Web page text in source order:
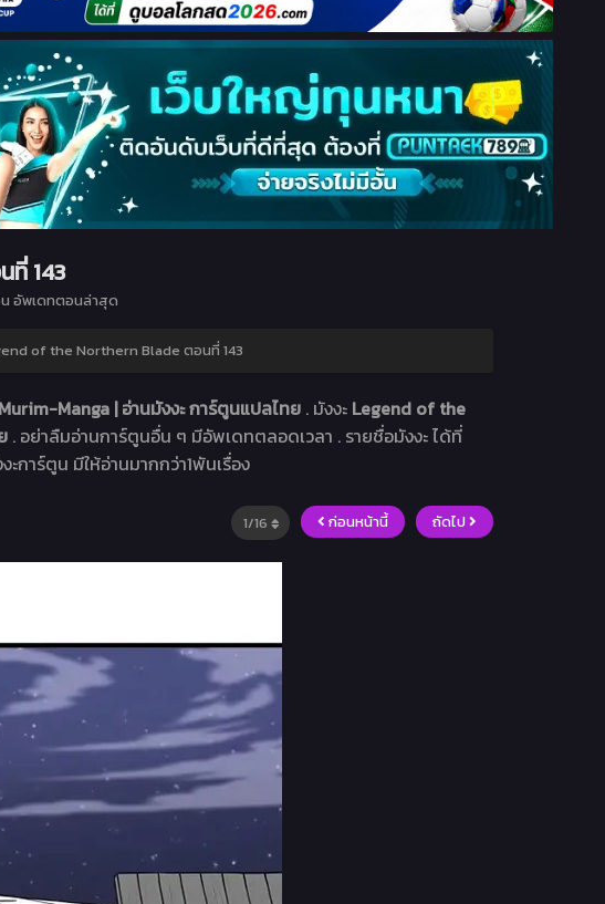
ที่ 143
อัพเดทตอนล่าสุด
of the Northern Blade ตอนที่ 143
Murim-Manga | อ่านมังงะ การ์ตูนแปลไทย . มังงะ Legend of the
. อย่าลืมอ่านการ์ตูนอื่น ๆ มีอัพเดทตลอดเวลา . รายชื่อมังงะ ได้ที่
การ์ตูน มีให้อ่านมากกว่า1พันเรื่อง
ก่อนหน้านี้ ถัดไป